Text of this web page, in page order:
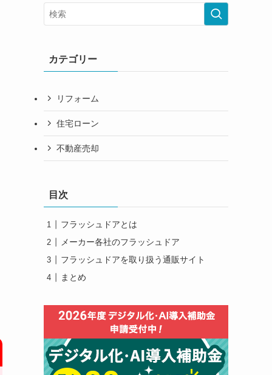
カテゴリー
リフォーム
住宅ローン
不動産売却
目次
フラッシュドアとは
メーカー各社のフラッシュドア
フラッシュドアを取り扱う通販サイト
まとめ